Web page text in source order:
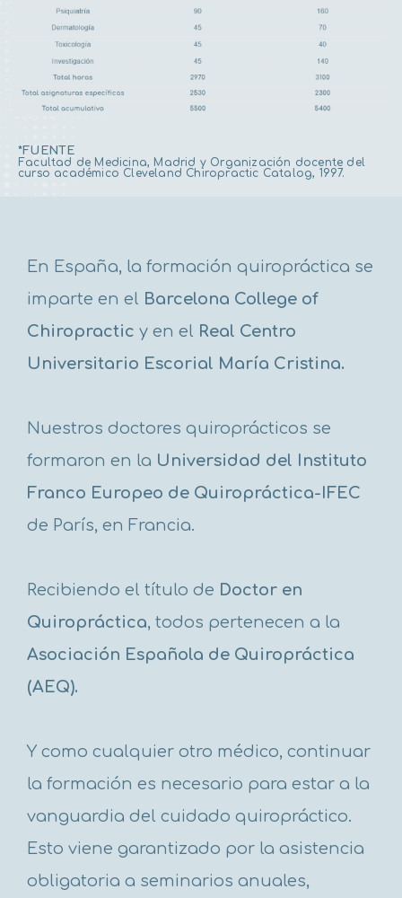
*FUENTE
Facultad de Medicina, Madrid y Organización docente del
curso académico Cleveland Chiropractic Catalog, 1997.
En España, la formación quiropráctica se
imparte en el Barcelona College of
Chiropractic y en el Real Centro
Universitario Escorial María Cristina.
Nuestros doctores quiroprácticos se
formaron en la Universidad del Instituto
Franco Europeo de Quiropráctica-IFEC
de París, en Francia.
Recibiendo el título de Doctor en
Quiropráctica, todos pertenecen a la
Asociación Española de Quiropráctica
(AEQ).
Y como cualquier otro médico, continuar
la formación es necesario para estar a la
vanguardia del cuidado quiropráctico.
Esto viene garantizado por la asistencia
obligatoria a seminarios anuales,